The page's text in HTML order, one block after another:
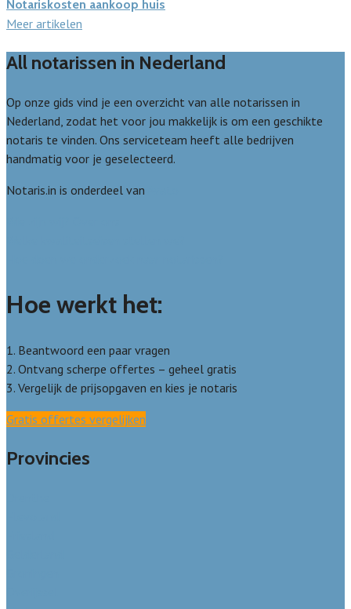
Notariskosten aankoop huis
Meer artikelen
All notarissen in Nederland
Op onze gids vind je een overzicht van alle notarissen in
Nederland, zodat het voor jou makkelijk is om een geschikte
notaris te vinden. Ons serviceteam heeft alle bedrijven
handmatig voor je geselecteerd.
Notaris.in is onderdeel van
Hoe werkt het:
1. Beantwoord een paar vragen
2. Ontvang scherpe offertes – geheel gratis
3. Vergelijk de prijsopgaven en kies je notaris
Gratis offertes vergelijken
Provincies